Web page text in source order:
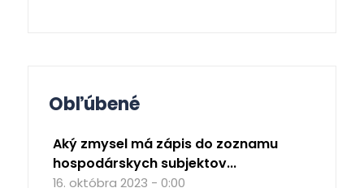
Obľúbené
Aký zmysel má zápis do zoznamu
hospodárskych subjektov...
16. októbra 2023 - 0:00